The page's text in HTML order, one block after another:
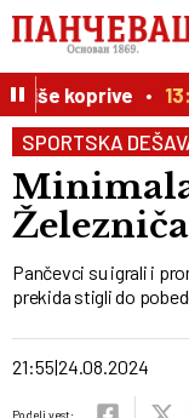
koprive 13:01
SPORTSKA
Pančevci su igrali i
prekida stigli do
21:55 24.08.2024
Podeli vest: